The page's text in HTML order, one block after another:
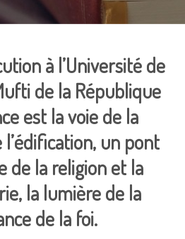
à l’Université de
de la République
est la voie de la
un pont
de la religion et la
la lumière de la
de la foi.